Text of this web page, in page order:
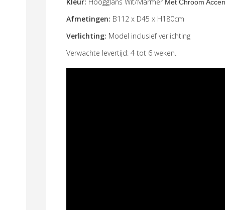
Met Chroom
Afmetingen: B112 x D45 x H180cm
Verlichting: Model inclusief verlichting
Verwachte levertijd: 4 tot 6 weken.